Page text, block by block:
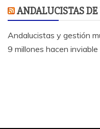
ANDALUCISTAS
Andalucistas y gestión
9 millones hacen inviable